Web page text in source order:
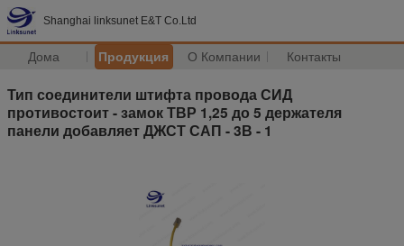
Shanghai linksunet E&T Co.Ltd
Дома Продукция О Компании Контакты
Тип соединители штифта провода СИД
противостоит - замок ТВР 1,25 до 5 держателя
панели добавляет ДЖСТ САП - 3В - 1